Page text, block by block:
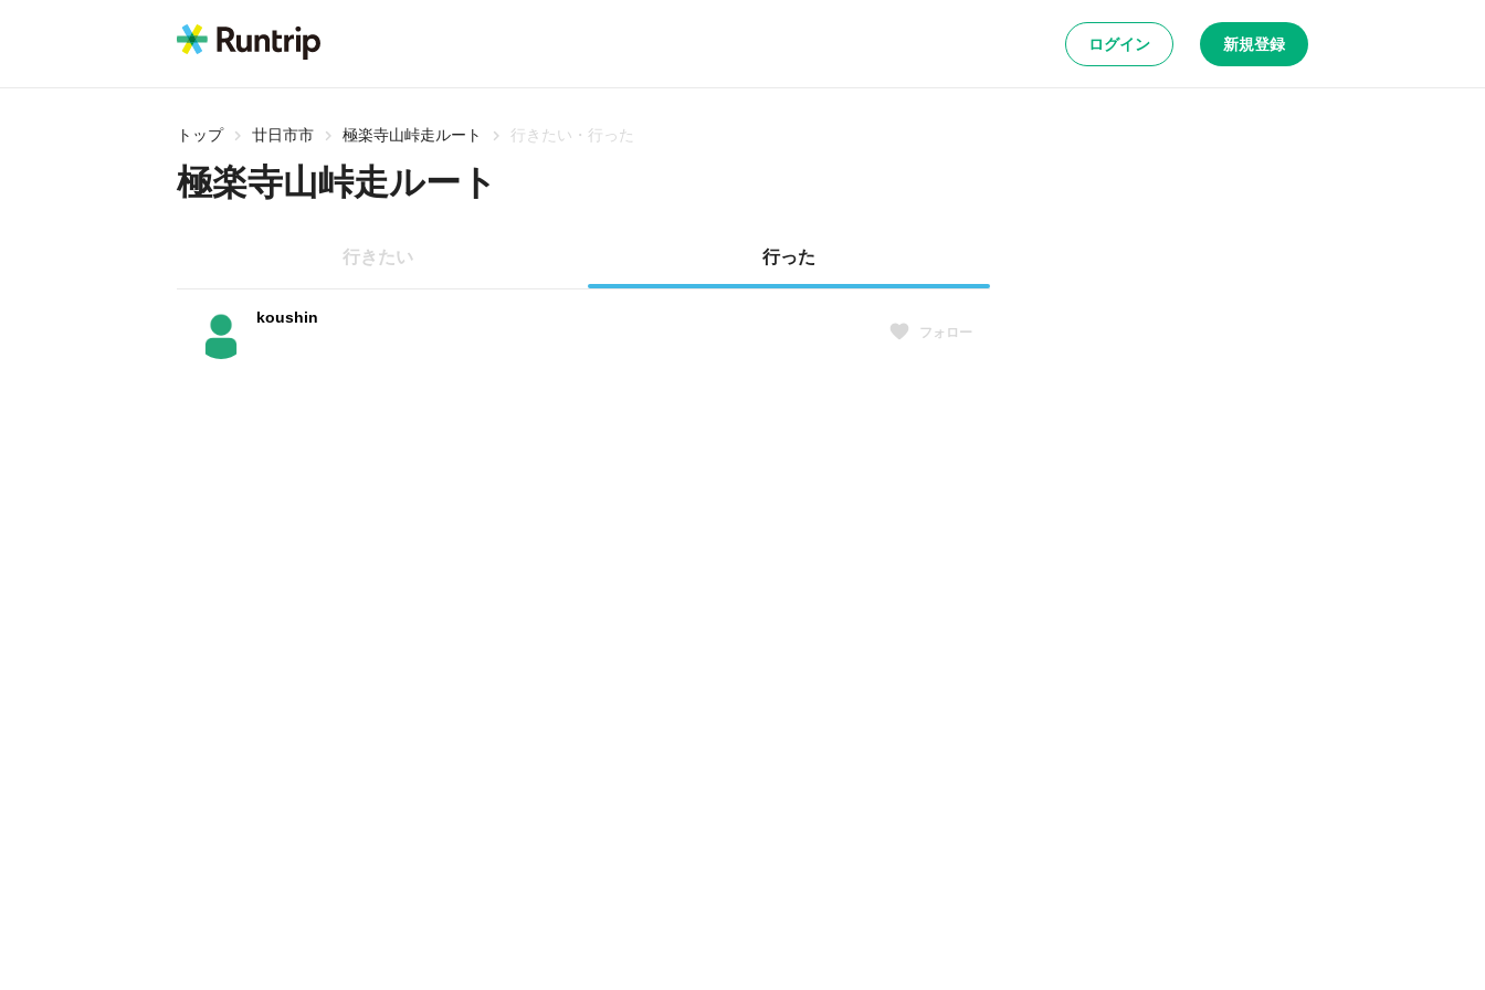
ログイン 新規登録
トップ 廿日市市 極楽寺山峠走ルート 行きたい・行った
極楽寺山峠走ルート
行きたい 行った
koushin
フォロー